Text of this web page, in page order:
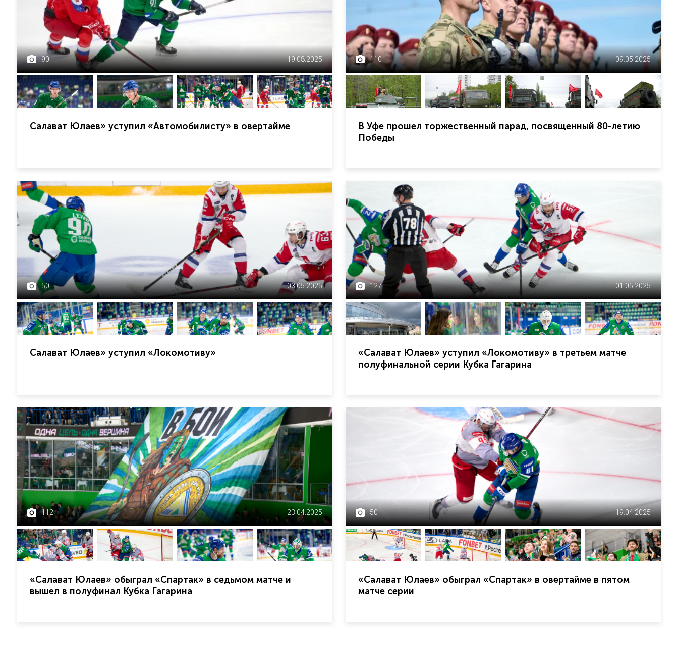
90 19.08.2025
Салават Юлаев» уступил «Автомобилисту» в овертайме
110 09.05.2025
В Уфе прошел торжественный парад, посвященный 80-летию
Победы
50 03.05.2025
Салават Юлаев» уступил «Локомотиву»
127 01.05.2025
«Салават Юлаев» уступил «Локомотиву» в третьем матче
полуфинальной серии Кубка Гагарина
112 23.04.2025
«Салават Юлаев» обыграл «Спартак» в седьмом матче и
вышел в полуфинал Кубка Гагарина
50 19.04.2025
«Салават Юлаев» обыграл «Спартак» в овертайме в пятом
матче серии